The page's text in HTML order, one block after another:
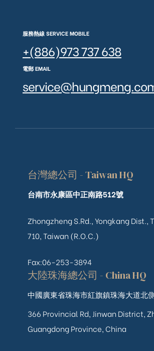
服務熱線 SERVICE MOBILE
+(886)973 737 638
電郵 EMAIL
台灣總公司 - Taiwan HQ
台南市永康區中正南路512號
Zhongzheng S.Rd., Yongkang Dist.,
710, Taiwan (R.O.C.)
Fax:06-253-3894
大陸珠海總公司 - China HQ
中國廣東省珠海市紅旗鎮珠海大道北
366 Provincial Rd, Jinwan District,
Guangdong Province, China